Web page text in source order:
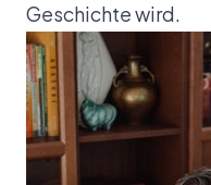
Geschichte wird.